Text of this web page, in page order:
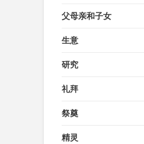
父母亲和子女
生意
研究
礼拜
祭奠
精灵